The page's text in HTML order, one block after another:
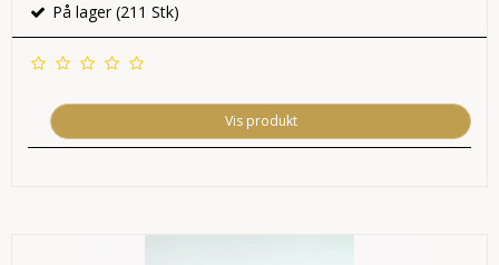
På lager (211 Stk)
Vis produkt